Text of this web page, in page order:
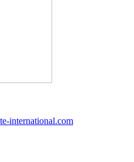
international.com